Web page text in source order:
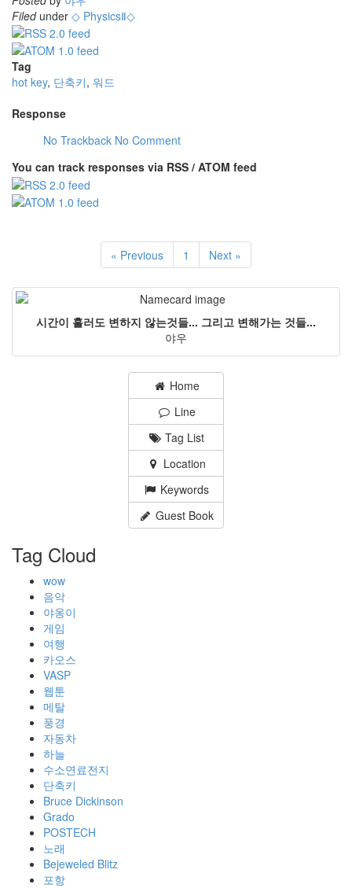
Filedunder ◇ PhysicsⅡ◇
Tag
hot key, 단축키, 워드
Response
No Trackback No Comment
You can track responses via RSS / ATOM feed
« Previous 1 Next »
시간이 흘러도 변하지 않는것들... 그리고 변해가는 것들...
야우
Home
Line
Tag List
Location
Keywords
Guest Book
Tag Cloud
wow
음악
야옹이
게임
여행
카오스
VASP
웹툰
메탈
풍경
자동차
하늘
수소연료전지
단축키
Bruce Dickinson
Grado
POSTECH
노래
Bejeweled Blitz
포항